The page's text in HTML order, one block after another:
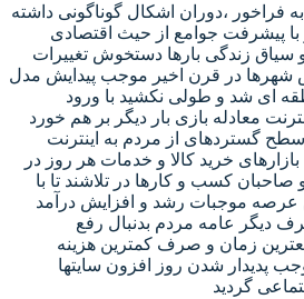
فراخور ،دوران اشکال گوناگونی داشته
پیشرفت جوامع از حیث اقتصادی
زندگی بارها دستخوش تغییرات
در قرن اخیر موجب پیدایش مدل
ای شد و طولی نکشید با ورود
معادله بازی بار دیگر بر هم خورد
گستردهای از مردم به اینترنت
خرید کالا و خدمات هر روز در
کسب و کارها در تلاشند تا با
عرصه موجبات رشد و افزایش درآمد
دیگر عامه مردم بدنبال رفع
زمان و صرف کمترین هزینه
پدیدار شدن روز افزون سایتها